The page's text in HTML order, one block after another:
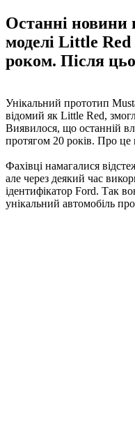
Останні новини
моделі Little
роком. Після
Унікальний прототип
відомий як Little Red,
Виявилося, що останній
протягом 20 років. Про це
Фахівці намагалися
але через деякий час
ідентифікатор Ford. Так
унікальний автомобіль